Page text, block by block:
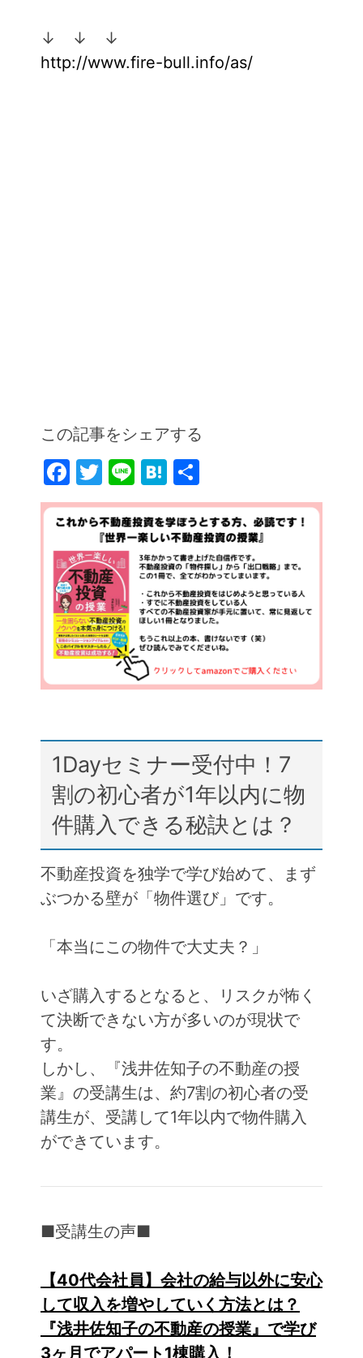
↓ ↓ ↓
http://www.fire-bull.info/as/
この記事をシェアする
F
a
c
e
b
o
o
k
T
w
itt
er
Li
n
e
H
at
e
n
a
有
1Dayセミナー受付中！7
割の初心者が1年以内に物
件購入できる秘訣とは？
不動産投資を独学で学び始めて、まず
ぶつかる壁が「物件選び」です。
「本当にこの物件で大丈夫？」
いざ購入するとなると、リスクが怖く
て決断できない方が多いのが現状で
す。
しかし、『浅井佐知子の不動産の授
業』の受講生は、約7割の初心者の受
講生が、受講して1年以内で物件購入
ができています。
■受講生の声■
【40代会社員】会社の給与以外に安心
して収入を増やしていく方法とは？
『浅井佐知子の不動産の授業』で学び
3ヶ月でアパート1棟購入！